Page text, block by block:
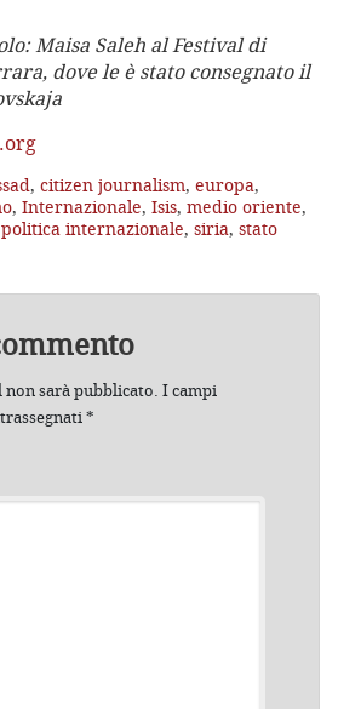
Maisa Saleh al Festival di
dove le è stato consegnato il
, citizen journalism, europa,
, Internazionale, Isis, medio oriente,
politica internazionale, siria, stato
sarà pubblicato. I campi
*